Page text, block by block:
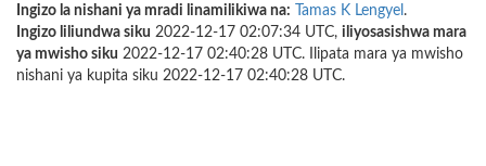
Ingizo la nishani ya mradi linamilikiwa na: Tamas K Lengyel .
Ingizo liliundwa siku 2022-12-17 02:07:34 UTC, iliyosasishwa mara
ya mwisho siku 2022-12-17 02:40:28 UTC. Ilipata mara ya mwisho
nishani ya kupita siku 2022-12-17 02:40:28 UTC.